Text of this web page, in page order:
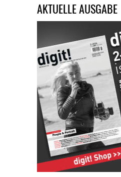
AKTUELLE AUSGABE